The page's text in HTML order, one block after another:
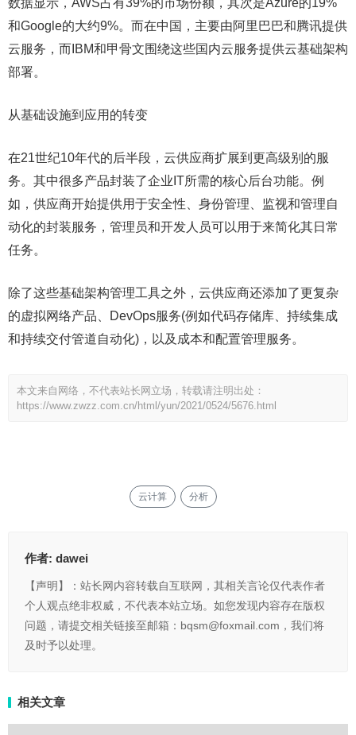
数据显示，AWS占有39%的市场份额，其次是Azure的19%
和Google的大约9%。而在中国，主要由阿里巴巴和腾讯提供
云服务，而IBM和甲骨文围绕这些国内云服务提供云基础架构
部署。
从基础设施到应用的转变
在21世纪10年代的后半段，云供应商扩展到更高级别的服
务。其中很多产品封装了企业IT所需的核心后台功能。例
如，供应商开始提供用于安全性、身份管理、监视和管理自
动化的封装服务，管理员和开发人员可以用于来简化其日常
任务。
除了这些基础架构管理工具之外，云供应商还添加了更复杂
的虚拟网络产品、DevOps服务(例如代码存储库、持续集成
和持续交付管道自动化)，以及成本和配置管理服务。
本文来自网络，不代表站长网立场，转载请注明出处：
https://www.zwzz.com.cn/html/yun/2021/0524/5676.html
云计算 分析
作者: dawei
【声明】：站长网内容转载自互联网，其相关言论仅代表作者
个人观点绝非权威，不代表本站立场。如您发现内容存在版权
问题，请提交相关链接至邮箱：bqsm@foxmail.com，我们将
及时予以处理。
相关文章